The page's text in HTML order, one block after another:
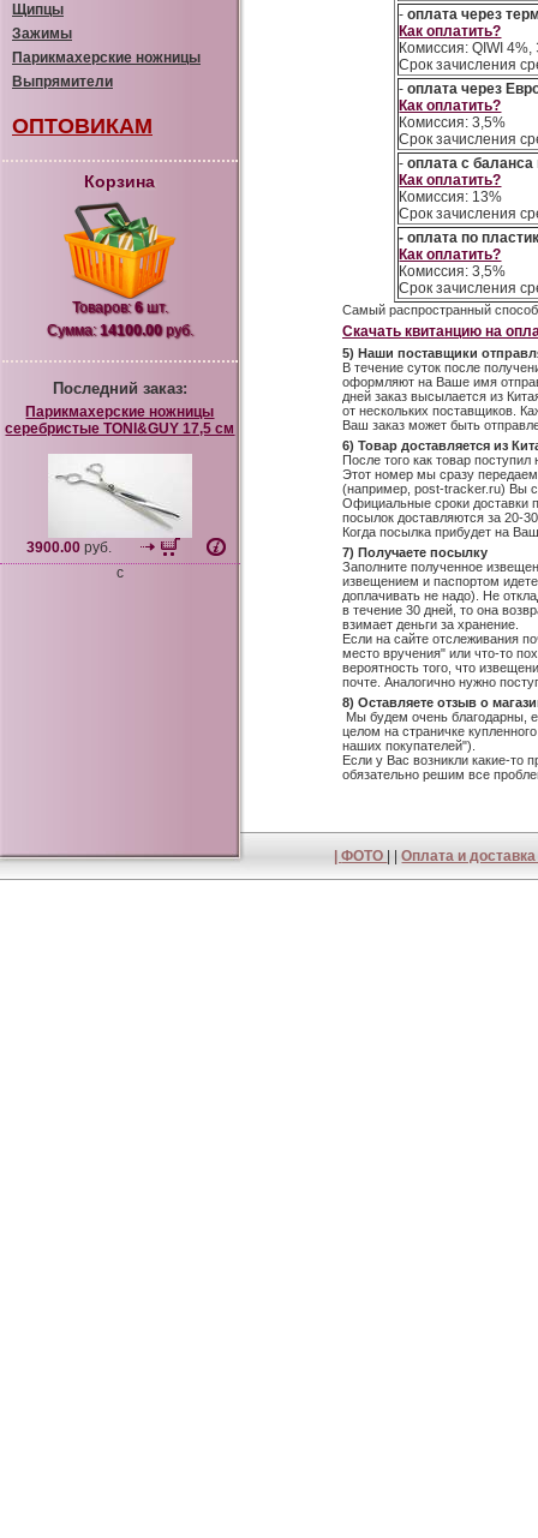
Щипцы
Зажимы
Парикмахерские ножницы
Выпрямители
ОПТОВИКАМ
Корзина
Товаров:6шт.
Сумма:14100.00руб.
Последний заказ:
Парикмахерские ножницы
серебристые TONI&GUY 17,5 см
3900.00 руб.
c
-оплата через
Как оплатить?
Комиссия: QIWI
Срок зачисления
-оплата через
Как оплатить?
Комиссия: 3,5%
Срок зачисления
-оплата с
Как оплатить?
Комиссия: 13%
Срок зачисления
- оплата по
Как оплатить?
Комиссия: 3,5%
Срок зачисления
Самый распространный
Скачать квитанцию на
5) Наши поставщики
В течение суток после
оформляют на Ваше имя
дней заказ высылается из
от нескольких поставщиков.
Ваш заказ может быть
6) Товар доставляется из
После того как товар
Этот номер мы сразу
(например, post-tracker.ru) Вы
Официальные сроки доставки
посылок доставляются за 20-
Когда посылка прибудет на
7) Получаете посылку
Заполните полученное
извещением и паспортом
доплачивать не надо). Не
в течение 30 дней, то она
взимает деньги за хранение.
Если на сайте отслеживания
место вручения" или что-то
вероятность того, что
почте. Аналогично нужно
8) Оставляете отзыв о
Мы будем очень благодарны,
целом на страничке
наших покупателей").
Если у Вас возникли какие-то
обязательно решим все
|ФОТО | |Оплата и